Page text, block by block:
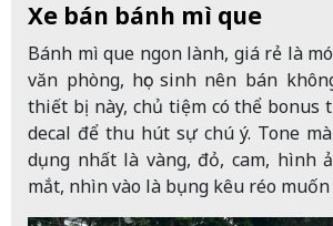
Xe bán bánh mì que
Bánh mì que ngon lành, giá rẻ là
văn phòng, học sinh nên bán
thiết bị này, chủ tiệm có thể bonus
decal để thu hút sự chú ý. Tone
dụng nhất là vàng, đỏ, cam, hình
mắt, nhìn vào là bụng kêu réo muốn